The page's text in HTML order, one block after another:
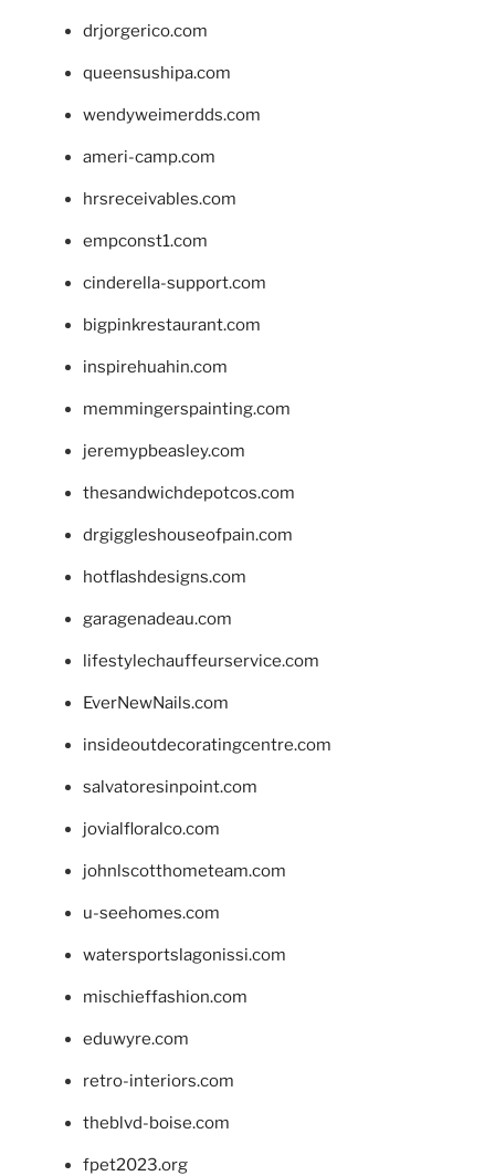
drjorgerico.com
queensushipa.com
wendyweimerdds.com
ameri-camp.com
hrsreceivables.com
empconst1.com
cinderella-support.com
bigpinkrestaurant.com
inspirehuahin.com
memmingerspainting.com
jeremypbeasley.com
thesandwichdepotcos.com
drgiggleshouseofpain.com
hotflashdesigns.com
garagenadeau.com
lifestylechauffeurservice.com
EverNewNails.com
insideoutdecoratingcentre.com
salvatoresinpoint.com
jovialfloralco.com
johnlscotthometeam.com
u-seehomes.com
watersportslagonissi.com
mischieffashion.com
eduwyre.com
retro-interiors.com
theblvd-boise.com
fpet2023.org